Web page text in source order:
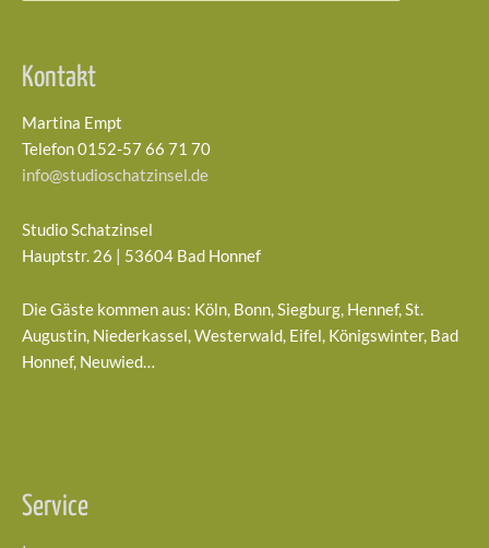
Kontakt
Martina Empt
Telefon 0152-57 66 71 70
info@studioschatzinsel.de
Studio Schatzinsel
Hauptstr. 26 | 53604 Bad Honnef
Die Gäste kommen aus: Köln, Bonn, Siegburg, Hennef, St.
Augustin, Niederkassel, Westerwald, Eifel, Königswinter, Bad
Honnef, Neuwied…
Service